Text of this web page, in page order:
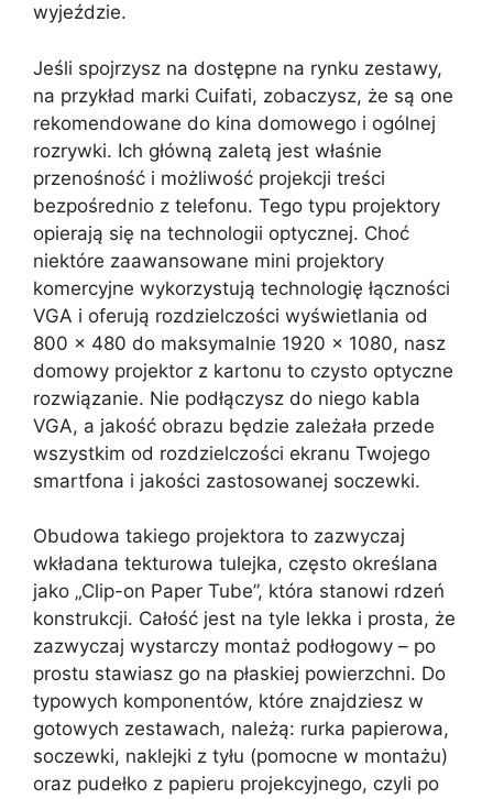
wyjeździe.
Jeśli spojrzysz na dostępne na rynku zestawy,
na przykład marki Cuifati, zobaczysz, że są one
rekomendowane do kina domowego i ogólnej
rozrywki. Ich główną zaletą jest właśnie
przenośność i możliwość projekcji treści
bezpośrednio z telefonu. Tego typu projektory
opierają się na technologii optycznej. Choć
niektóre zaawansowane mini projektory
komercyjne wykorzystują technologię łączności
VGA i oferują rozdzielczości wyświetlania od
800 x 480 do maksymalnie 1920 x 1080, nasz
domowy projektor z kartonu to czysto optyczne
rozwiązanie. Nie podłączysz do niego kabla
VGA, a jakość obrazu będzie zależała przede
wszystkim od rozdzielczości ekranu Twojego
smartfona i jakości zastosowanej soczewki.
Obudowa takiego projektora to zazwyczaj
wkładana tekturowa tulejka, często określana
jako „Clip-on Paper Tube”, która stanowi rdzeń
konstrukcji. Całość jest na tyle lekka i prosta, że
zazwyczaj wystarczy montaż podłogowy – po
prostu stawiasz go na płaskiej powierzchni. Do
typowych komponentów, które znajdziesz w
gotowych zestawach, należą: rurka papierowa,
soczewki, naklejki z tyłu (pomocne w montażu)
oraz pudełko z papieru projekcyjnego, czyli po